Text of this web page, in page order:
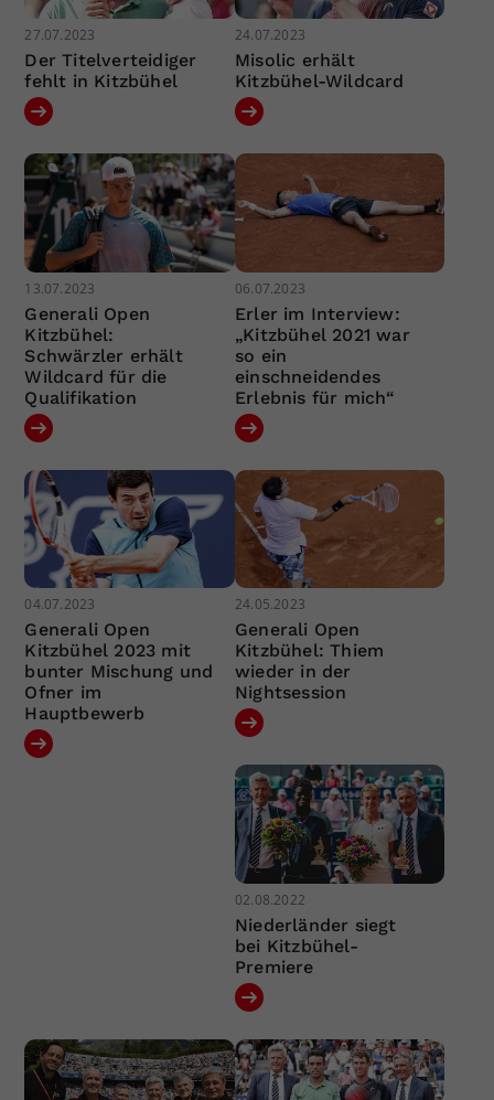
27.07.2023
Der Titelverteidiger
fehlt in Kitzbühel
24.07.2023
Misolic erhält
Kitzbühel-Wildcard
13.07.2023
Generali Open
Kitzbühel:
Schwärzler erhält
Wildcard für die
Qualifikation
06.07.2023
Erler im Interview:
„Kitzbühel 2021 war
so ein
einschneidendes
Erlebnis für mich“
04.07.2023
Generali Open
Kitzbühel 2023 mit
bunter Mischung und
Ofner im
Hauptbewerb
24.05.2023
Generali Open
Kitzbühel: Thiem
wieder in der
Nightsession
02.08.2022
Niederländer siegt
bei Kitzbühel-
Premiere